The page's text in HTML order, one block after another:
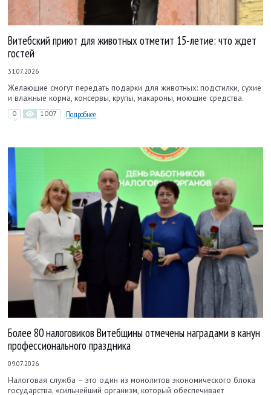
Витебский приют для животных отметит 15-летие: что ждет
гостей
31.07.2026
Желающие смогут передать подарки для животных: подстилки, сухие
и влажные корма, консервы, крупы, макароны, моющие средства.
0 1007 Подробнее
Более 80 налоговиков Витебщины отмечены наградами в канун
профессионального праздника
09.07.2026
Налоговая служба – это один из монолитов экономического блока
государства, «сильнейший организм, который обеспечивает